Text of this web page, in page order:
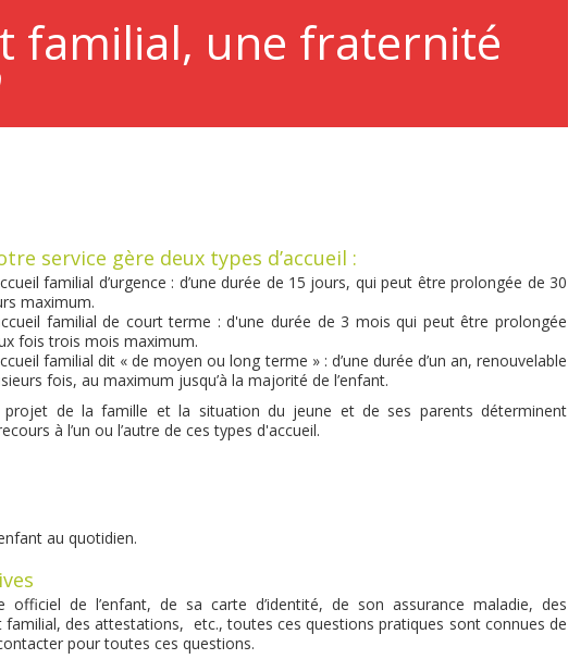
familial, une fraternité
service gère deux types d’accueil :
familial d’urgence : d’une durée de 15 jours, qui peut être prolongée de 30
maximum.
familial de court terme : d'une durée de 3 mois qui peut être prolongée
fois trois mois maximum.
familial dit « de moyen ou long terme » : d’une durée d’un an, renouvelable
fois, au maximum jusqu’à la majorité de l’enfant.
projet de la famille et la situation du jeune et de ses parents déterminent
à l’un ou l’autre de ces types d'accueil.
au quotidien.
officiel de l’enfant, de sa carte d’identité, de son assurance maladie, des
des attestations, etc., toutes ces questions pratiques sont connues de
pour toutes ces questions.